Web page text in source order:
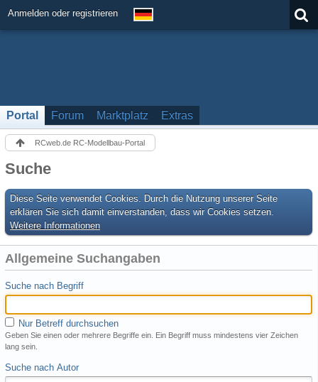
Anmelden oder registrieren
Portal Forum Marktplatz Extras
RCweb.de RC-Modellbau-Portal
Suche
Diese Seite verwendet Cookies. Durch die Nutzung unserer Seite
erklären Sie sich damit einverstanden, dass wir Cookies setzen.
Weitere Informationen
Allgemeine Suchangaben
Suche nach Begriff
Nur Betreff durchsuchen
Geben Sie einen oder mehrere Begriffe ein. Ein Begriff muss mindestens vier Zeichen
lang sein.
Suche nach Autor